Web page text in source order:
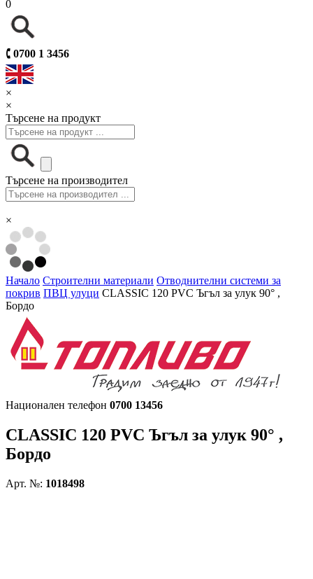
0
🕻 0700 1 3456
×
×
Търсене на продукт
Търсене на производител
×
Начало Строителни материали Отводнителни системи за
покрив ПВЦ улуци CLASSIC 120 PVC Ъгъл за улук 90° ,
Бордо
Национален телефон 0700 13456
CLASSIC 120 PVC Ъгъл за улук 90° ,
Бордо
Арт. №: 1018498